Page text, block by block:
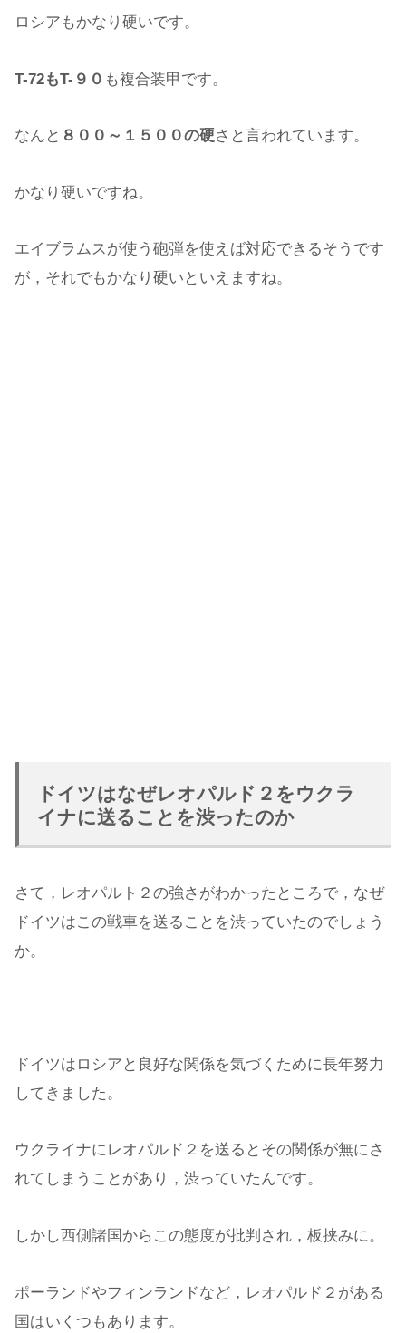
ロシアもかなり硬いです。
T-72もT-９０ も複合装甲です。
なんと ８００～１５００の硬さと言われています。
かなり硬いですね。
エイブラムスが使う砲弾を使えば対応できるそうです
が，それでもかなり硬いといえますね。
ドイツはなぜレオパルド２をウクラ
イナに送ることを渋ったのか
さて，レオパルト２の強さがわかったところで，なぜ
ドイツはこの戦車を送ることを渋っていたのでしょう
か。
ドイツはロシアと良好な関係を気づくために長年努力
してきました。
ウクライナにレオパルド２を送るとその関係が無にさ
れてしまうことがあり，渋っていたんです。
しかし西側諸国からこの態度が批判され，板挟みに。
ポーランドやフィンランドなど，レオパルド２がある
国はいくつもあります。